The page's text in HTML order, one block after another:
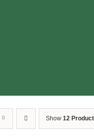
Show 12